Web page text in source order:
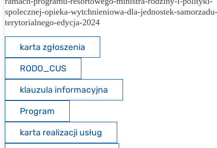
spolecznej-opieka-wytchnieniowa-dla-jednostek-samorzadu-
terytorialnego-edycja-2024
karta zgłoszenia
RODO_CUS
klauzula informacyjna
Program
karta realizacji usług